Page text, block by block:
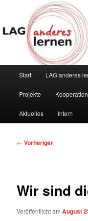
Inhalt
springenLAG
Vielfalt ist unsere Stärke
Start LAG anderes
Projekte
Aktuelles Intern
Beitragsnavigation
← Vorheriger
Wir sind
Veröffentlicht amAugust